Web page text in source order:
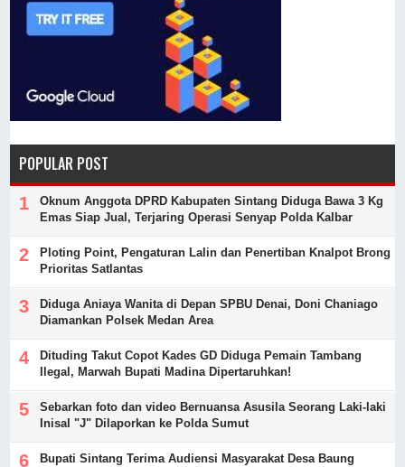
POPULAR POST
Oknum Anggota DPRD Kabupaten Sintang Diduga Bawa 3 Kg
Emas Siap Jual, Terjaring Operasi Senyap Polda Kalbar
Ploting Point, Pengaturan Lalin dan Penertiban Knalpot Brong
Prioritas Satlantas
Diduga Aniaya Wanita di Depan SPBU Denai, Doni Chaniago
Diamankan Polsek Medan Area
Dituding Takut Copot Kades GD Diduga Pemain Tambang
Ilegal, Marwah Bupati Madina Dipertaruhkan!
Sebarkan foto dan video Bernuansa Asusila Seorang Laki-laki
Inisal "J" Dilaporkan ke Polda Sumut
Bupati Sintang Terima Audiensi Masyarakat Desa Baung